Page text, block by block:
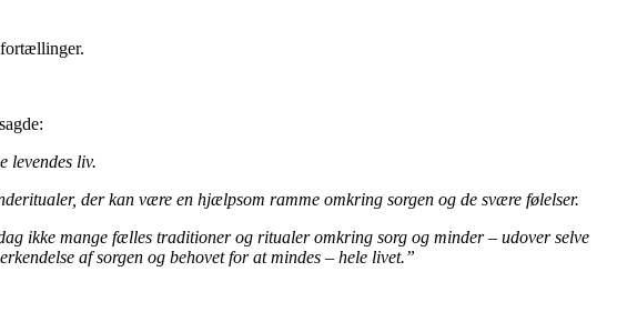
levendes liv.
der kan være en hjælpsom ramme omkring sorgen og de svære følelser.
ikke mange fælles traditioner og ritualer omkring sorg og minder – udover selve
af sorgen og behovet for at mindes – hele livet.”